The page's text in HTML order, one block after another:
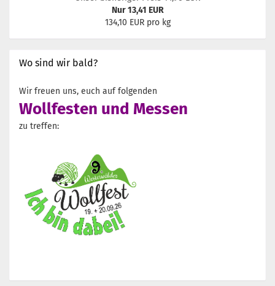
Nur 13,41 EUR
134,10 EUR pro kg
Wo sind wir bald?
Wir freuen uns, euch auf folgenden
Wollfesten und Messen
zu treffen: